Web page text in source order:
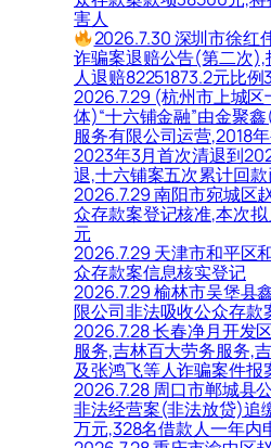
害人
2026.7.30 深圳市徐红
诈骗案退赔公告(第二次
人退赔82251873.2元比例
2026.7.29 (杭州市上城
体)“十六铺金融”由金聚
服务有限公司运营,2018
2023年3月首次清退到
退,十六铺案五次累计回
2026.7.29 南阳市宛城区
众存款案登记核准,本次
元
2026.7.29 天津市和平区
众存款案信息核实登记
2026.7.29 榆林市吴堡县
限公司非法吸收公众存款
2026.7.28 长春净月开发
服务,吉林百大劳务服务,
及张鸿飞等人诈骗案件报
2026.7.28 周口市郸城县
非法经营案(非法放贷)追
万元,328名借款人一年内